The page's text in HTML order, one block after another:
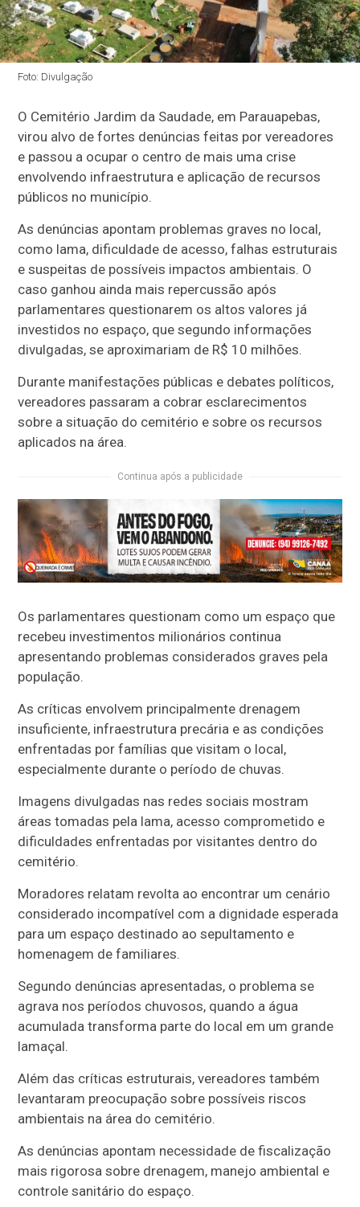
Foto: Divulgação
O Cemitério Jardim da Saudade, em Parauapebas,
virou alvo de fortes denúncias feitas por vereadores
e passou a ocupar o centro de mais uma crise
envolvendo infraestrutura e aplicação de recursos
públicos no município.
As denúncias apontam problemas graves no local,
como lama, dificuldade de acesso, falhas estruturais
e suspeitas de possíveis impactos ambientais. O
caso ganhou ainda mais repercussão após
parlamentares questionarem os altos valores já
investidos no espaço, que segundo informações
divulgadas, se aproximariam de R$ 10 milhões.
Durante manifestações públicas e debates políticos,
vereadores passaram a cobrar esclarecimentos
sobre a situação do cemitério e sobre os recursos
aplicados na área.
Continua após a publicidade
Os parlamentares questionam como um espaço que
recebeu investimentos milionários continua
apresentando problemas considerados graves pela
população.
As críticas envolvem principalmente drenagem
insuficiente, infraestrutura precária e as condições
enfrentadas por famílias que visitam o local,
especialmente durante o período de chuvas.
Imagens divulgadas nas redes sociais mostram
áreas tomadas pela lama, acesso comprometido e
dificuldades enfrentadas por visitantes dentro do
cemitério.
Moradores relatam revolta ao encontrar um cenário
considerado incompatível com a dignidade esperada
para um espaço destinado ao sepultamento e
homenagem de familiares.
Segundo denúncias apresentadas, o problema se
agrava nos períodos chuvosos, quando a água
acumulada transforma parte do local em um grande
lamaçal.
Além das críticas estruturais, vereadores também
levantaram preocupação sobre possíveis riscos
ambientais na área do cemitério.
As denúncias apontam necessidade de fiscalização
mais rigorosa sobre drenagem, manejo ambiental e
controle sanitário do espaço.